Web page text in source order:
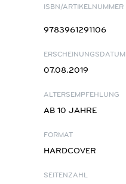
ISBN/ARTIKELNUMMER
9783961291106
ERSCHEINUNGSDATUM
07.08.2019
ALTERSEMPFEHLUNG
AB 10 JAHRE
FORMAT
HARDCOVER
SEITENZAHL